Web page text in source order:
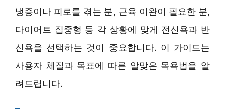
냉증이나 피로를 겪는 분, 근육 이완이 필요한 분,
다이어트 집중형 등 각 상황에 맞게 전신욕과 반
신욕을 선택하는 것이 중요합니다. 이 가이드는
사용자 체질과 목표에 따른 알맞은 목욕법을 알
려드립니다.